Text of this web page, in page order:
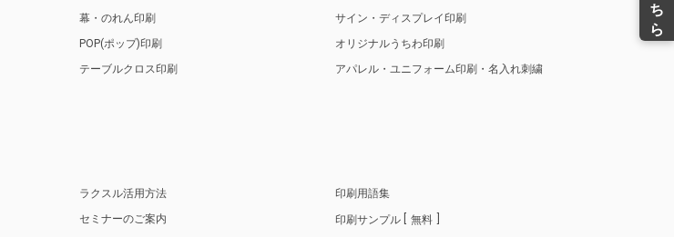
幕・のれん印刷
POP(ポップ)印刷
テーブルクロス印刷
サイン・ディスプレイ印刷
オリジナルうちわ印刷
アパレル・ユニフォーム印刷・名入れ刺繍
ラクスル活用方法
セミナーのご案内
印刷用語集
印刷サンプル
無料